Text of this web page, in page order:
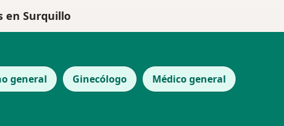
en Surquillo
general Ginecólogo Médico general